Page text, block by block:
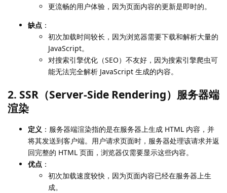
更流畅的用户体验，因为页面内容的更新是即时的。
缺点 ：
初次加载时间较长，因为浏览器需要下载和解析大量的
JavaScript。
对搜索引擎优化（SEO）不友好，因为搜索引擎爬虫可
能无法完全解析 JavaScript 生成的内容。
2. SSR（Server-Side Rendering）服务器端
渲染
定义 ：服务器端渲染指的是在服务器上生成 HTML 内容，并
将其发送到客户端。用户请求页面时，服务器处理该请求并返
回完整的 HTML 页面，浏览器仅需要显示这些内容。
优点 ：
初次加载速度较快，因为页面内容已经在服务器上生
成。